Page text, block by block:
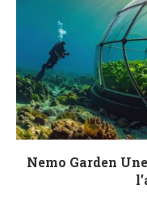
Nemo Garden